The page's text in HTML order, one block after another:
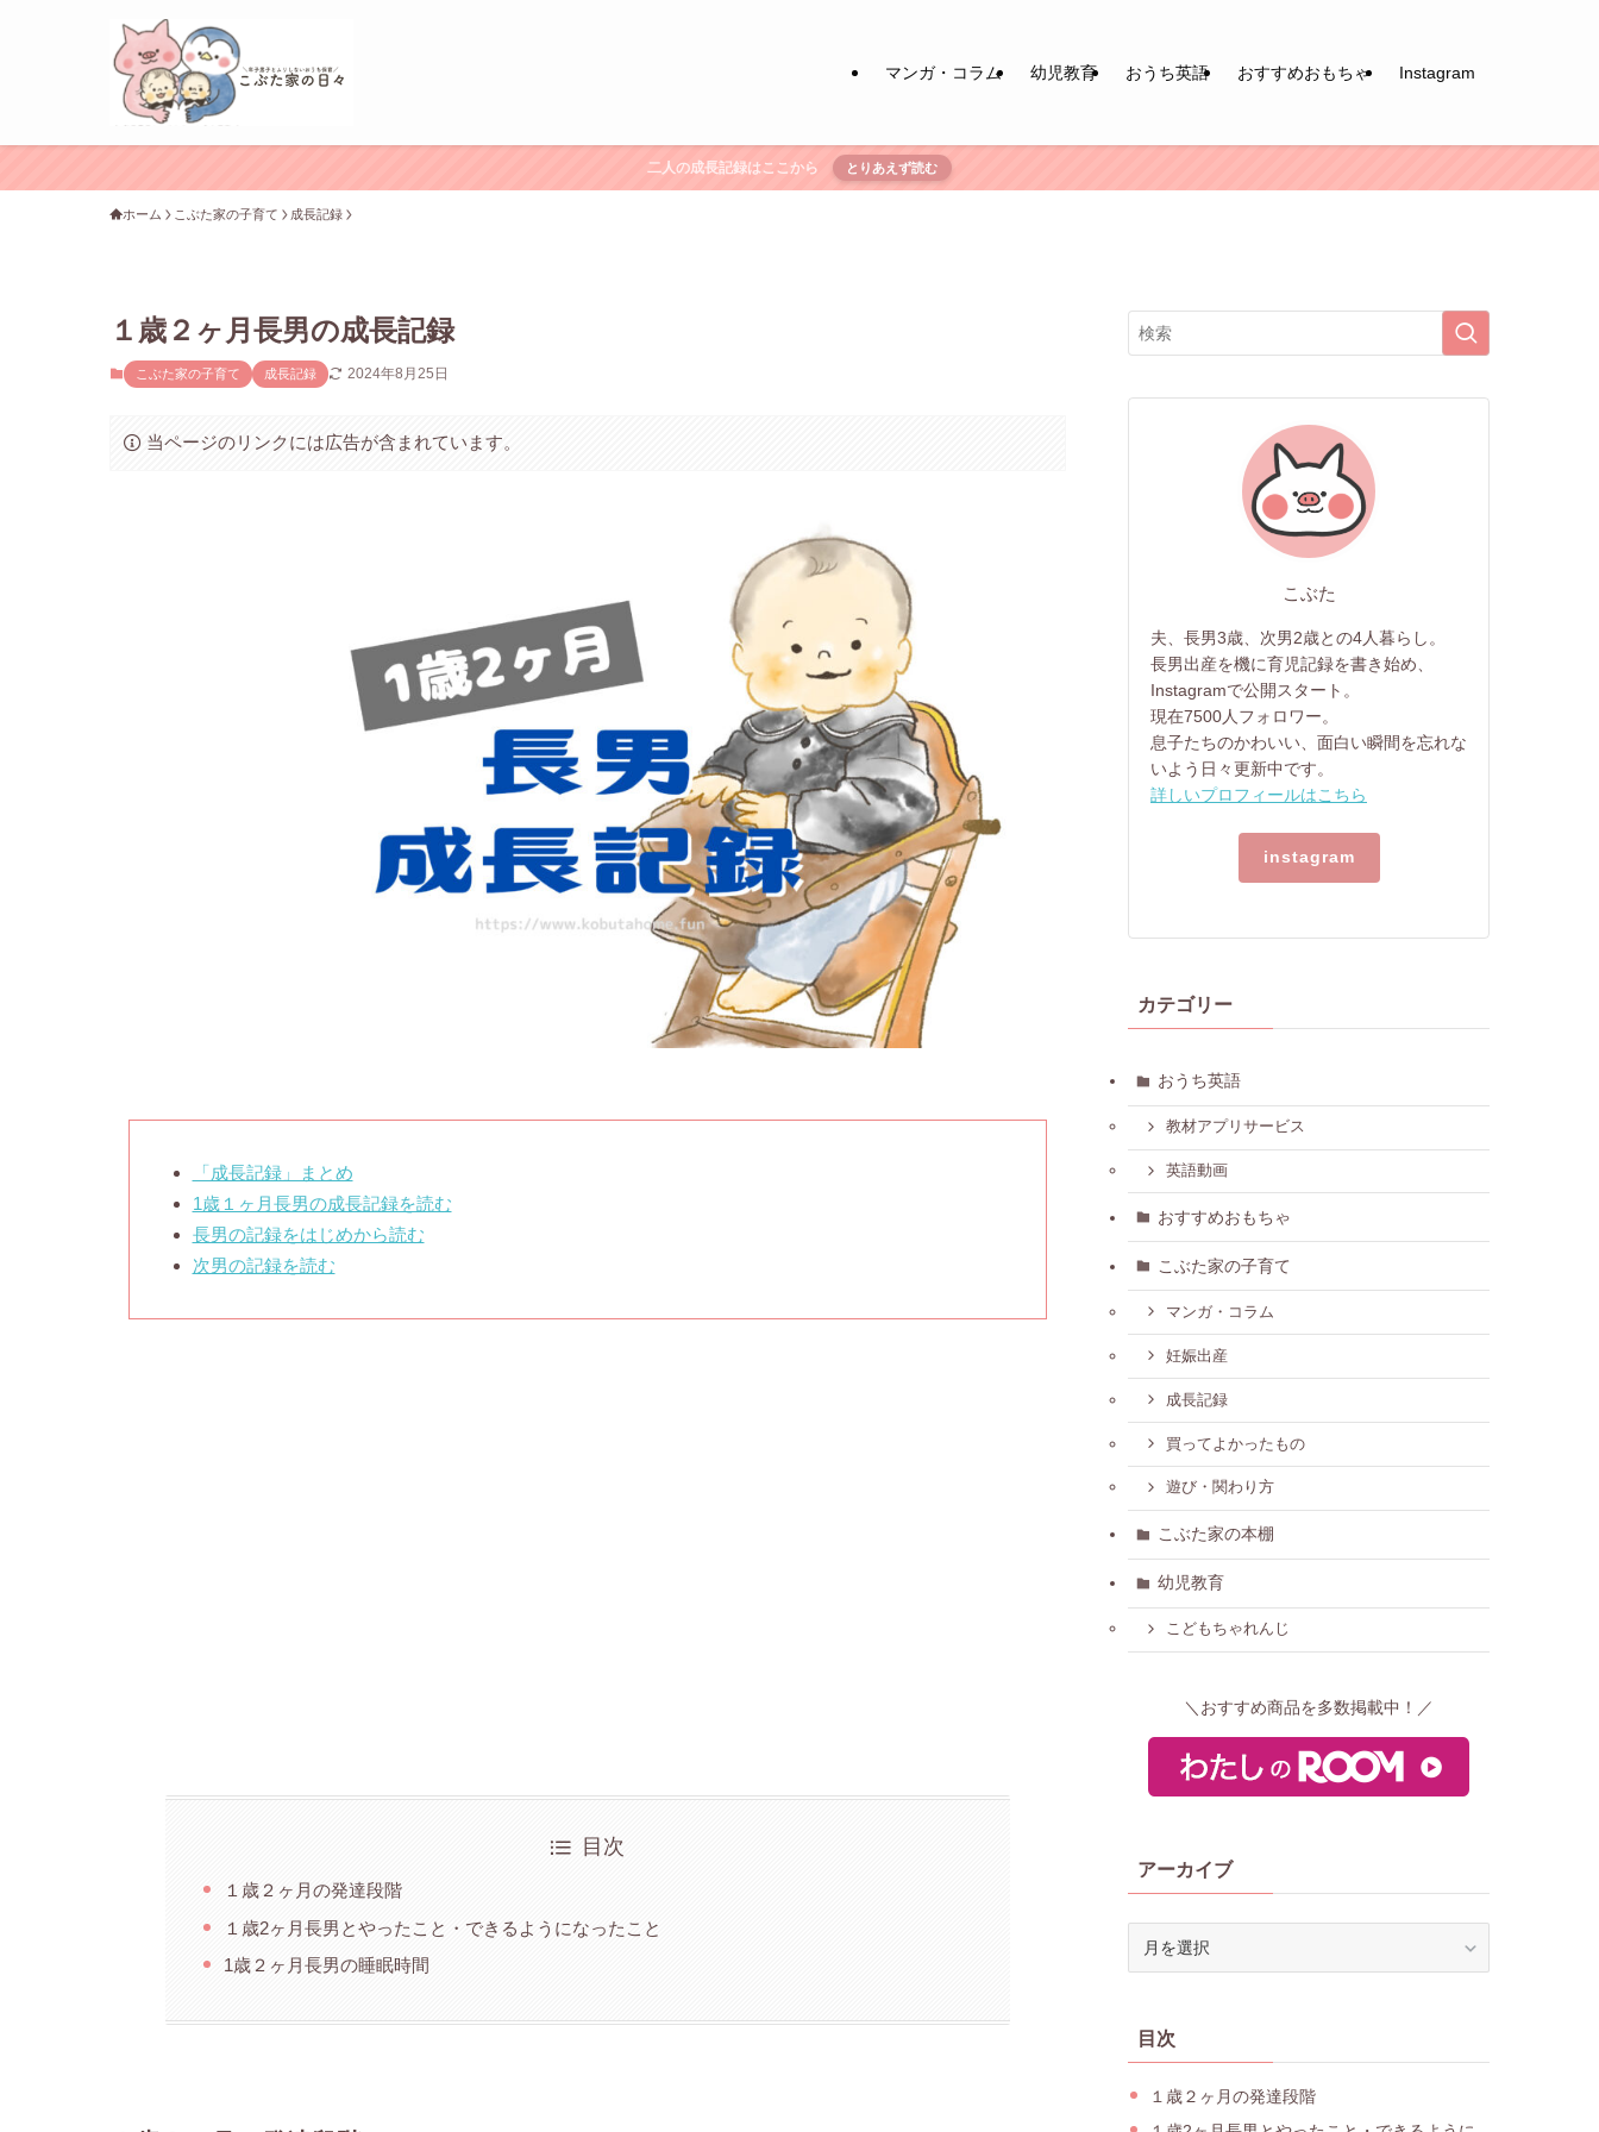
マンガ・コラム 幼児教育 おうち英語 おすすめおもちゃ Instagram
二人の成長記録はここから とりあえず読む
ホーム こぶた家の子育て 成長記録
１歳２ヶ月長男の成長記録
こぶた家の子育て 成長記録 2024年8月25日
当ページのリンクには広告が含まれています。
「成長記録」まとめ
1歳１ヶ月長男の成長記録を読む
長男の記録をはじめから読む
次男の記録を読む
目次
１歳２ヶ月の発達段階
１歳2ヶ月長男とやったこと・できるようになったこと
1歳２ヶ月長男の睡眠時間
こぶた
夫、長男3歳、次男2歳との4人暮らし。
長男出産を機に育児記録を書き始め、
Instagramで公開スタート。
現在7500人フォロワー。
息子たちのかわいい、面白い瞬間を忘れな
いよう日々更新中です。
詳しいプロフィールはこちら
instagram
カテゴリー
おうち英語
教材アプリサービス
英語動画
おすすめおもちゃ
こぶた家の子育て
マンガ・コラム
妊娠出産
成長記録
買ってよかったもの
遊び・関わり方
こぶた家の本棚
幼児教育
こどもちゃれんじ
＼おすすめ商品を多数掲載中！／
アーカイブ
ブ目次
１歳２ヶ月の発達段階